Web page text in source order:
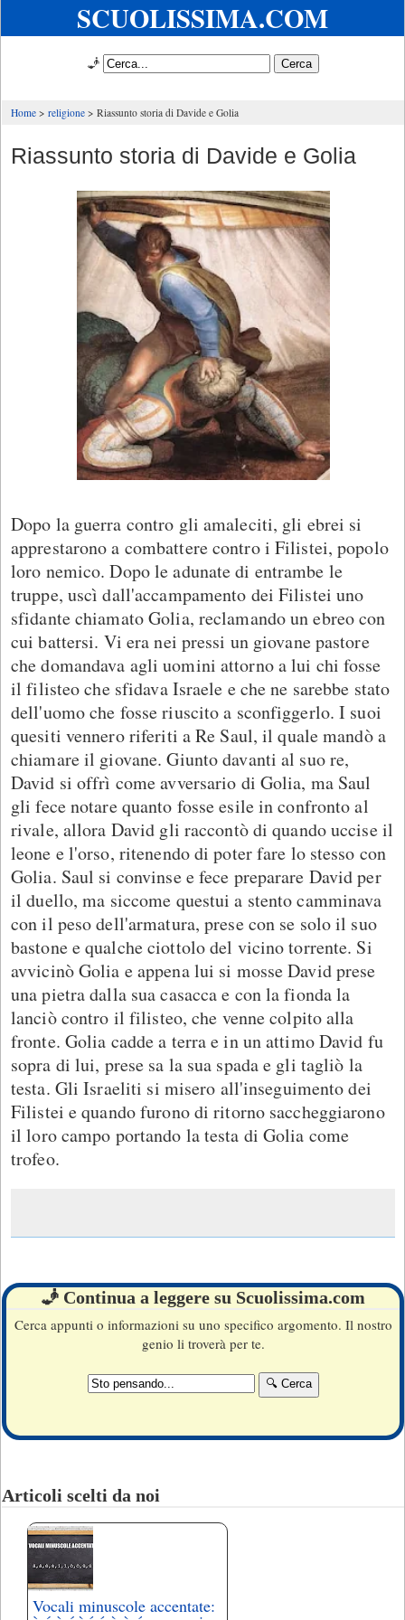
SCUOLISSIMA.COM
🧞
Home religione Riassunto storia di Davide e Golia
Riassunto storia di Davide e Golia
Dopo la guerra contro gli amaleciti, gli ebrei si
apprestarono a combattere contro i Filistei, popolo
loro nemico. Dopo le adunate di entrambe le
truppe, uscì dall'accampamento dei Filistei uno
sfidante chiamato Golia, reclamando un ebreo con
cui battersi. Vi era nei pressi un giovane pastore
che domandava agli uomini attorno a lui chi fosse
il filisteo che sfidava Israele e che ne sarebbe stato
dell'uomo che fosse riuscito a sconfiggerlo. I suoi
quesiti vennero riferiti a Re Saul, il quale mandò a
chiamare il giovane. Giunto davanti al suo re,
David si offrì come avversario di Golia, ma Saul
gli fece notare quanto fosse esile in confronto al
rivale, allora David gli raccontò di quando uccise il
leone e l'orso, ritenendo di poter fare lo stesso con
Golia. Saul si convinse e fece preparare David per
il duello, ma siccome questui a stento camminava
con il peso dell'armatura, prese con se solo il suo
bastone e qualche ciottolo del vicino torrente. Si
avvicinò Golia e appena lui si mosse David prese
una pietra dalla sua casacca e con la fionda la
lanciò contro il filisteo, che venne colpito alla
fronte. Golia cadde a terra e in un attimo David fu
sopra di lui, prese sa la sua spada e gli tagliò la
testa. Gli Israeliti si misero all'inseguimento dei
Filistei e quando furono di ritorno saccheggiarono
il loro campo portando la testa di Golia come
trofeo.
🧞 Continua a leggere su Scuolissima.com
Cerca appunti o informazioni su uno specifico argomento. Il nostro
genio li troverà per te.
Articoli scelti da noi
Vocali minuscole accentate: